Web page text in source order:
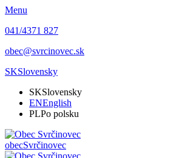
Menu
041/4371 827
obec@svrcinovec.sk
SKSlovensky
SKSlovensky
ENEnglish
PLPo polsku
obecSvrčinovec